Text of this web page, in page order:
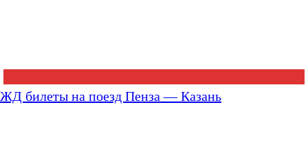
ЖД билеты на поезд Пенза — Казань